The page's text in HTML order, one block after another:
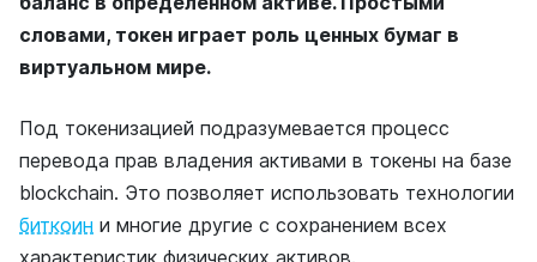
словами, токен играет роль ценных бумаг в
виртуальном мире.
Под токенизацией подразумевается процесс
перевода прав владения активами в токены на базе
blockchain. Это позволяет использовать технологии
биткоин и многие другие с сохранением всех
характеристик физических активов.